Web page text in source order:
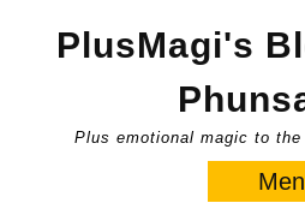
PlusMagi's
Plus emotional magic to